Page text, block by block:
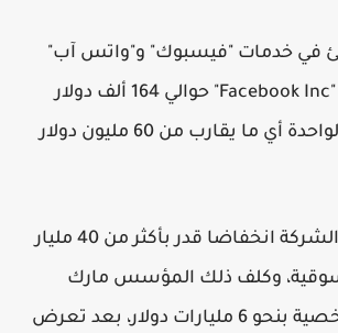
في خدمات "فيسبوك" و"واتس آب"
و"إنستغرام" شركة "Facebook Inc" حوالي 164 ألف دولار
خسائر في الدقيقة الواحدة أي ما يقارب من 60 مليون دولار
كما شهدت أسهم الشركة انخفاضا قدر بأكثر من 40 مليار
وكلف ذلك المؤسس مارك
زوكربيرغ خسائر شخصية بنحو 6 مليارات دولار، بعد تعرض